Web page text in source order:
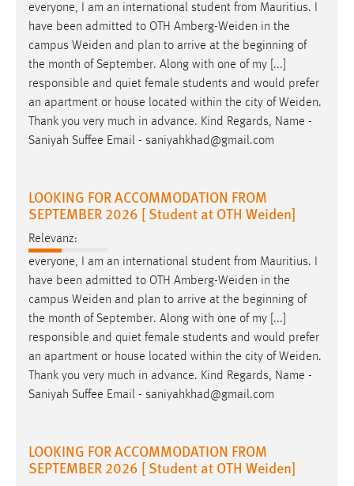
everyone, I am an international student from Mauritius. I
have been admitted to OTH Amberg-Weiden in the
campus Weiden and plan to arrive at the beginning of
the month of September. Along with one of my [...]
responsible and quiet female students and would prefer
an apartment or house located within the city ofWeiden.
Thank you very much in advance. Kind Regards, Name -
Saniyah Suffee Email - saniyahkhad@gmail.com
LOOKING FOR ACCOMMODATION FROM
SEPTEMBER 2026 [ Student at OTH Weiden]
Relevanz:
everyone, I am an international student from Mauritius. I
have been admitted to OTH Amberg-Weiden in the
campus Weiden and plan to arrive at the beginning of
the month of September. Along with one of my [...]
responsible and quiet female students and would prefer
an apartment or house located within the city ofWeiden.
Thank you very much in advance. Kind Regards, Name -
Saniyah Suffee Email - saniyahkhad@gmail.com
LOOKING FOR ACCOMMODATION FROM
SEPTEMBER 2026 [ Student at OTH Weiden]